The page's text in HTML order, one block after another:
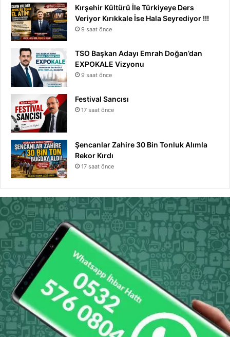
Kırşehir Kültürü İle Türkiyeye Ders
Veriyor Kırıkkale İse Hala Seyrediyor !!!
9 saat önce
TSO Başkan Adayı Emrah Doğan’dan
EXPOKALE Vizyonu
9 saat önce
Festival Sancısı
17 saat önce
Şencanlar Zahire 30 Bin Tonluk Alımla
Rekor Kırdı
17 saat önce